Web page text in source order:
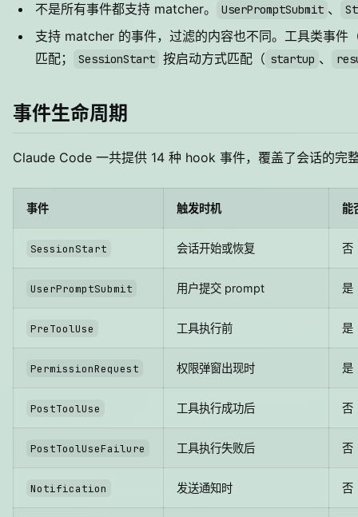
不是所有事件都支持 matcher。 UserPromptSubmit 、
支持 matcher 的事件，过滤的内容也不同。工具类事件
匹配；
SessionStart 按启动方式匹配（ startup 、
事件生命周期
Claude Code 一共提供 14 种 hook 事件，覆盖了会话的完
事件 触发时机 能
SessionStart 会话开始或恢复 否
UserPromptSubmit 用户提交 prompt 是
PreToolUse 工具执行前 是
PermissionRequest 权限弹窗出现时 是
PostToolUse 工具执行成功后 否
PostToolUseFailure 工具执行失败后 否
Notification 发送通知时 否